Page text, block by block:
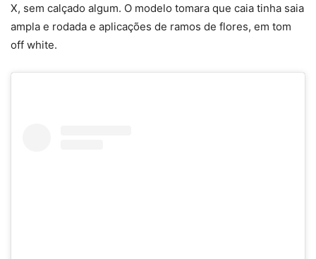
X, sem calçado algum. O modelo tomara que caia tinha saia
ampla e rodada e aplicações de ramos de flores, em tom
off white.